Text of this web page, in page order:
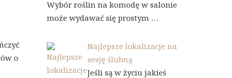
o
Wybór roślin na komodę w salonie
może wydawać się prostym …
Najlepsze lokalizacje na
sesję ślubną
Jeśli są w życiu jakieś